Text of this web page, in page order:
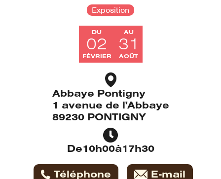
Exposition
DU
02
FÉVRIER
AU
31
AOÛT
Abbaye Pontigny
1 avenue de l'Abbaye
89230 PONTIGNY
De10h00à17h30
Téléphone
E-mail